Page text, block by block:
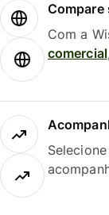
Compare
Com a
comercial